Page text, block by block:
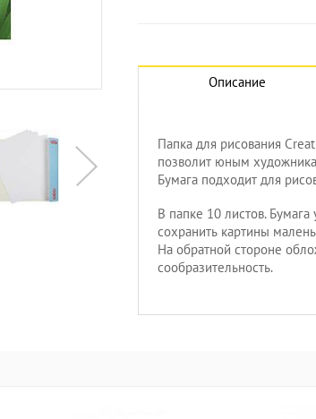
Увеличить изображение
Описание
Папка для рисования
позволит юным
Бумага подходит для
В папке 10 листов. Бумага
сохранить картины
На обратной стороне
сообразительность.